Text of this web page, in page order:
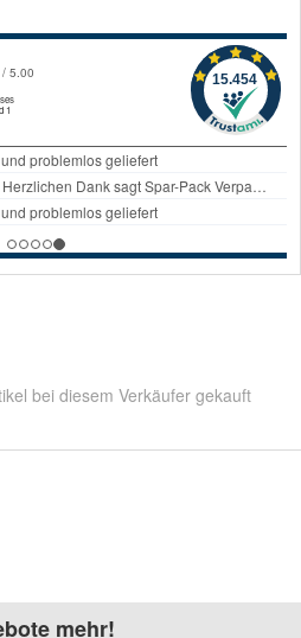
bei diesem Verkäufer gekauft
mehr!